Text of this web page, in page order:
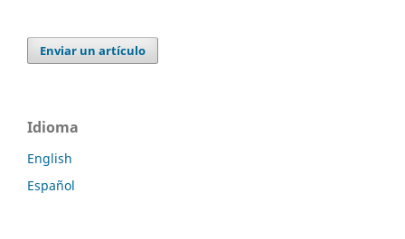
Enviar un artículo
Idioma
English
Español